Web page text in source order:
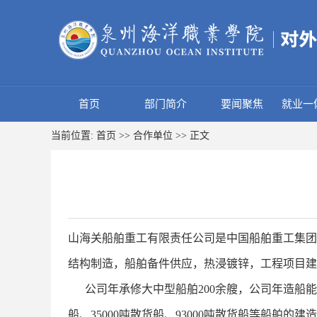
首页 部门简介 要闻聚焦 就业一
当前位置: 首页 >> 合作单位 >> 正文
山海关船舶重工有限责任公司是中国船舶重工集
结构制造，船舶备件供应，热浸镀锌，工程项目
公司年承修大中型船舶200余艘，公司年造船能
船、35000吨散货船、93000吨散货船等船舶的